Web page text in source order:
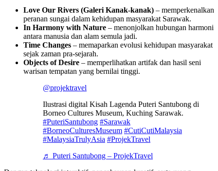
Love Our Rivers (Galeri Kanak-kanak) – memperkenalkan
peranan sungai dalam kehidupan masyarakat Sarawak.
In Harmony with Nature – menonjolkan hubungan harmoni
antara manusia dan alam semula jadi.
Time Changes – memaparkan evolusi kehidupan masyarakat
sejak zaman pra-sejarah.
Objects of Desire – memperlihatkan artifak dan hasil seni
warisan tempatan yang bernilai tinggi.
@projektravel
Ilustrasi digital Kisah Lagenda Puteri Santubong di
Borneo Cultures Museum, Kuching Sarawak.
#PuteriSantubong #Sarawak
#BorneoCulturesMuseum #CutiCutiMalaysia
#MalaysiaTrulyAsia #ProjekTravel
♬ Puteri Santubong – ProjekTravel